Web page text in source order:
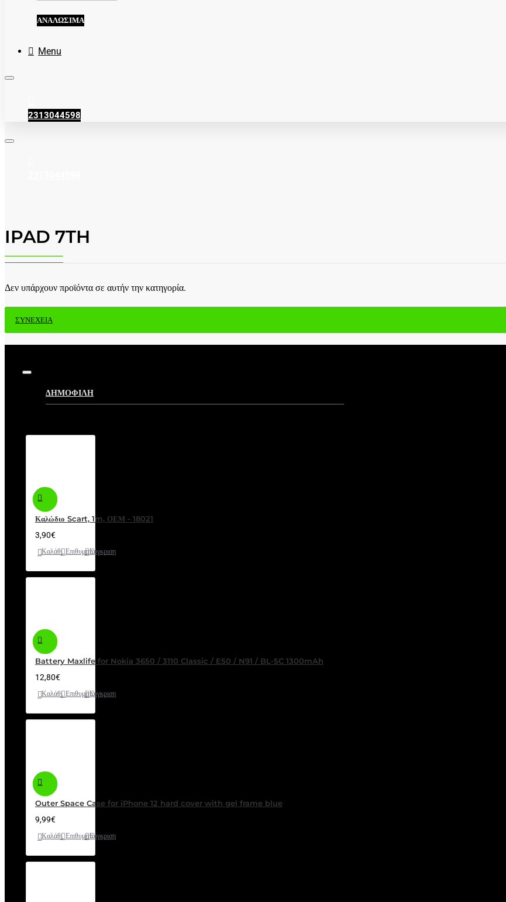
ΑΝΑΛΏΣΙΜΑ
Menu
2313044598
IPAD 7TH
Δεν υπάρχουν προϊόντα σε αυτήν την κατηγορία.
ΣΥΝΈΧΕΙΑ
ΔΗΜΟΦΙΛΗ
Καλώδιο Scart, 1m, ΟΕΜ - 18021
3,90€
Καλάθι ΕπιθυμητόΣύγκριση
Battery Maxlife for Nokia 3650 / 3110 Classic / E50 / N91 / BL-5C 1300mAh
12,80€
Καλάθι ΕπιθυμητόΣύγκριση
Outer Space Case for iPhone 12 hard cover with gel frame blue
9,99€
Καλάθι ΕπιθυμητόΣύγκριση